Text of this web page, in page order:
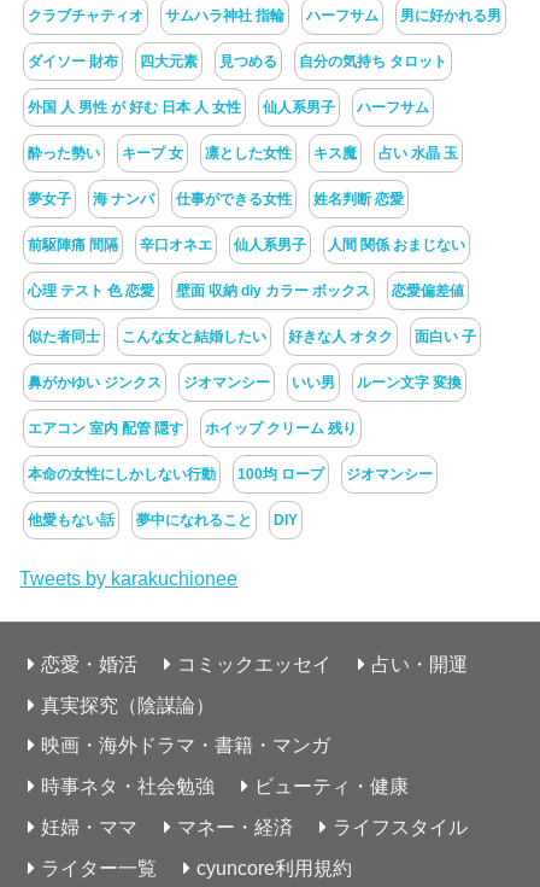
クラブチャティオ サムハラ神社 指輪 ハーフサム 男に好かれる男
ダイソー 財布 四大元素 見つめる 自分の気持ち タロット
外国 人 男性 が 好む 日本 人 女性 仙人系男子 ハーフサム
酔った勢い キープ 女 凛とした女性 キス魔 占い 水晶 玉
夢女子 海 ナンパ 仕事ができる女性 姓名判断 恋愛
前駆陣痛 間隔 辛口オネエ 仙人系男子 人間 関係 おまじない
心理 テスト 色 恋愛 壁面 収納 diy カラー ボックス 恋愛偏差値
似た者同士 こんな女と結婚したい 好きな人 オタク 面白い 子
鼻がかゆい ジンクス ジオマンシー いい男 ルーン文字 変換
エアコン 室内 配管 隠す ホイップ クリーム 残り
本命の女性にしかしない行動 100均 ロープ ジオマンシー
他愛もない話 夢中になれること DIY
Tweets by karakuchionee
恋愛・婚活 コミックエッセイ
占い・開運
真実探究（陰謀論）
映画・海外ドラマ・書籍・マンガ
時事ネタ・社会勉強
ビューティ・健康
妊婦・ママ
マネー・経済
ライフスタイル
ライター一覧
cyuncore利用規約